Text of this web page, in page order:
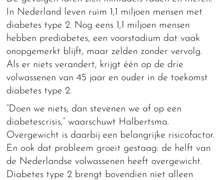
In Nederland leven ruim 1,1 miljoen mensen met
diabetes type 2. Nog eens 1,1 miljoen mensen
hebben prediabetes, een voorstadium dat vaak
onopgemerkt blijft, maar zelden zonder vervolg.
Als er niets verandert, krijgt één op de drie
volwassenen van 45 jaar en ouder in de toekomst
diabetes type 2.
“Doen we niets, dan stevenen we af op een
diabetescrisis,” waarschuwt Halbertsma.
Overgewicht is daarbij een belangrijke risicofactor.
En ook dat probleem groeit gestaag: de helft van
de Nederlandse volwassenen heeft overgewicht.
Diabetes type 2 brengt bovendien niet alleen